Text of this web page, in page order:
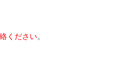
ください。